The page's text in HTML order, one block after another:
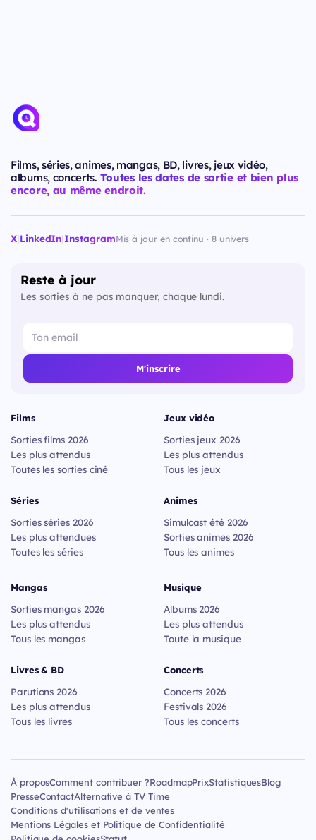
Films, séries, animes, mangas, BD, livres, jeux vidéo,
albums, concerts. Toutes les dates de sortie et bien plus
encore, au même endroit.
X|LinkedIn|InstagramMis à jour en continu · 8 univers
Reste à jour
Les sorties à ne pas manquer, chaque lundi.
M'inscrire
Films
Sorties films 2026
Les plus attendus
Toutes les sorties ciné
Séries
Sorties séries 2026
Les plus attendues
Toutes les séries
Jeux vidéo
Sorties jeux 2026
Les plus attendus
Tous les jeux
Animes
Simulcast été 2026
Sorties animes 2026
Tous les animes
Mangas
Sorties mangas 2026
Les plus attendus
Tous les mangas
Livres & BD
Parutions 2026
Les plus attendus
Tous les livres
Musique
Albums 2026
Les plus attendus
Toute la musique
Concerts
Concerts 2026
Festivals 2026
Tous les concerts
À proposComment contribuer ?RoadmapPrixStatistiquesBlog
PresseContactAlternative à TV Time
Conditions d'utilisations et de ventes
Mentions Légales et Politique de Confidentialité